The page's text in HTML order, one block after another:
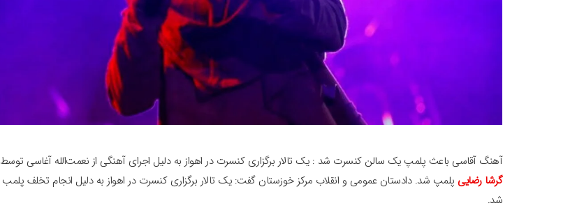
آهنگ آقاسی باعث پلمپ یک سالن کنسرت شد : یک تالار برگزاری کنسرت در اهواز به دلیل اجرای آهنگی از نعمت‌الله آغاسی توسط
گرشا رضایی پلمپ شد. دادستان عمومی و انقلاب مرکز خوزستان گفت: یک تالار برگزاری کنسرت در اهواز به دلیل انجام تخلف پلمب
شد.